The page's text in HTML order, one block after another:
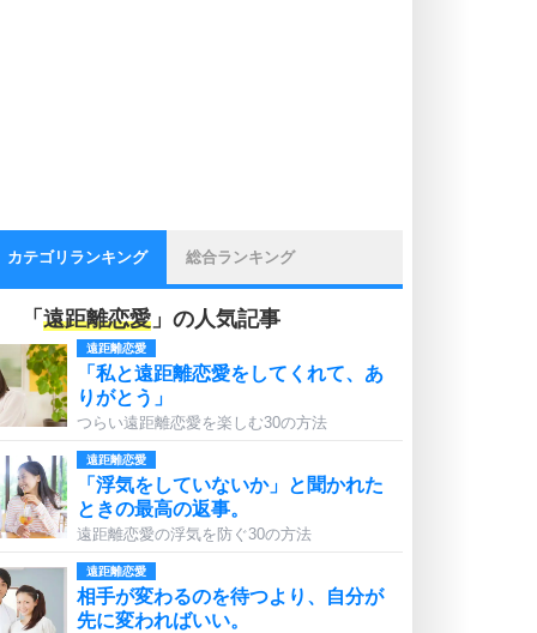
カテゴリランキング 総合ランキング
「 遠距離恋愛 」の人気記事
遠距離恋愛
「私と遠距離恋愛をしてくれて、あ
りがとう」
つらい遠距離恋愛を楽しむ30の方法
遠距離恋愛
「浮気をしていないか」と聞かれた
ときの最高の返事。
遠距離恋愛の浮気を防ぐ30の方法
遠距離恋愛
相手が変わるのを待つより、自分が
先に変わればいい。